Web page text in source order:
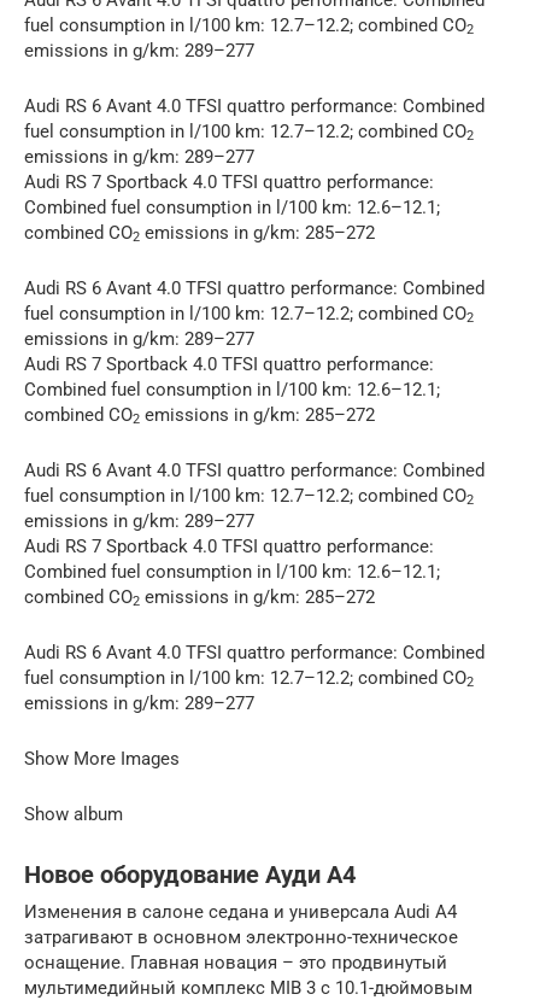
fuel consumption in l/100 km: 12.7–12.2; combined CO2
emissions in g/km: 289–277
Audi RS 6 Avant 4.0 TFSI quattro performance: Combined
fuel consumption in l/100 km: 12.7–12.2; combined CO2
emissions in g/km: 289–277
Audi RS 7 Sportback 4.0 TFSI quattro performance:
Combined fuel consumption in l/100 km: 12.6–12.1;
combined CO2 emissions in g/km: 285–272
Audi RS 6 Avant 4.0 TFSI quattro performance: Combined
fuel consumption in l/100 km: 12.7–12.2; combined CO2
emissions in g/km: 289–277
Audi RS 7 Sportback 4.0 TFSI quattro performance:
Combined fuel consumption in l/100 km: 12.6–12.1;
combined CO2 emissions in g/km: 285–272
Audi RS 6 Avant 4.0 TFSI quattro performance: Combined
fuel consumption in l/100 km: 12.7–12.2; combined CO2
emissions in g/km: 289–277
Audi RS 7 Sportback 4.0 TFSI quattro performance:
Combined fuel consumption in l/100 km: 12.6–12.1;
combined CO2 emissions in g/km: 285–272
Audi RS 6 Avant 4.0 TFSI quattro performance: Combined
fuel consumption in l/100 km: 12.7–12.2; combined CO2
emissions in g/km: 289–277
Show More Images
Show album
Новое оборудование Ауди А4
Изменения в салоне седана и универсала Audi A4
затрагивают в основном электронно-техническое
оснащение. Главная новация – это продвинутый
мультимедийный комплекс MIB 3 с 10.1-дюймовым